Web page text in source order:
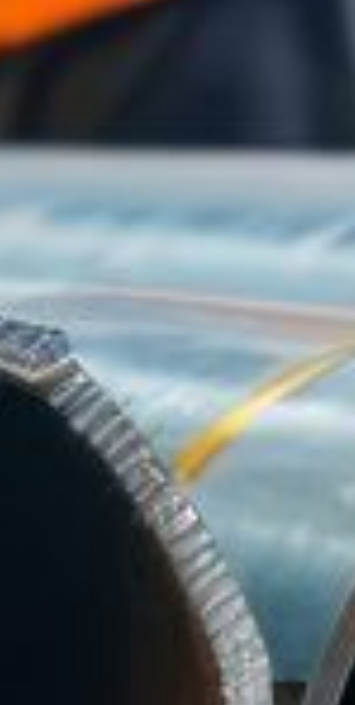
et tubes/